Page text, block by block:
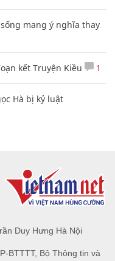
mang ý nghĩa thay
kết Truyện Kiều 1
Hà bị kỷ luật
Duy Hưng Hà Nội
BTTTT, Bộ Thông tin và